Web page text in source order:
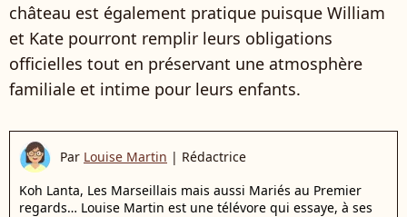
château est également pratique puisque William
et Kate pourront remplir leurs obligations
officielles tout en préservant une atmosphère
familiale et intime pour leurs enfants.
Par Louise Martin | Rédactrice
Koh Lanta, Les Marseillais mais aussi Mariés au Premier
regards… Louise Martin est une télévore qui essaye, à ses